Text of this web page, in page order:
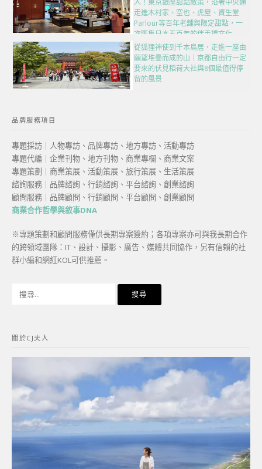
人！東京銀座甜點散策，沿著中央通
走進木村家、空也、虎屋、資生堂
Parlour等百年老舖與限定甜點，一
次匯集日本五百年的伴手禮文化
從狐狸神使到千本鳥居，走進一座由
願望堆疊而成的山｜京都自由行一定
要來的伏見稻荷大社與8個最值得停
留的風景
品牌服務項目
專題採訪｜人物專訪、品牌專訪、地方專訪、活動專訪
專題代編｜企業刊物、地方刊物、商業專欄、商業文案
專題策劃｜商業策展、活動策展、旅行策展、生活策展
諮詢服務｜品牌諮詢、行銷諮詢、平台諮詢、創業諮詢
顧問服務｜品牌顧問、行銷顧問、平台顧問、創業顧問
商業合作哲學與敘事DNA
※專題策劃和顧問服務僅供長期專案簽約；各項專案亦可與我長期合作
的跨領域團隊：IT、設計、攝影、廣告、媒體共同協作，另有信賴的社
群小編和網紅KOL可供推薦。
字:
關於CJ夫人